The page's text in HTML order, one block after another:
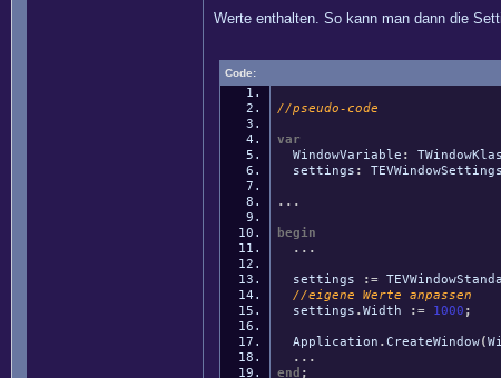
Werte enthalten. So kann man dann die
Code:
//pseudo-code
var
WindowVariable :
settings : TEVWindowSettings
...
begin
...
settings :=
//eigene Werte anpassen
settings .Width := 1000 ;
Application .CreateWindow(
...
end ;